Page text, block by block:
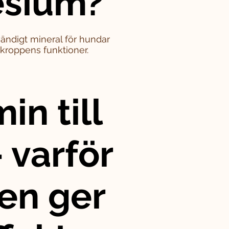
mineral för hundar
funktioner.
till
varför
ger